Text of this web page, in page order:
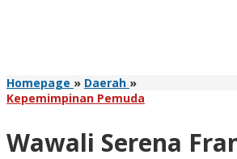
Homepage » Daerah »Wawali
Serena
Diklat
Kepemimpinan Pemuda
Wawali Serena